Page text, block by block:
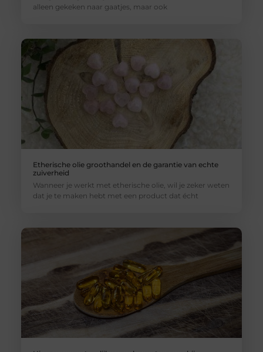
alleen gekeken naar gaatjes, maar ook
Etherische olie groothandel en de garantie van echte
zuiverheid
Wanneer je werkt met etherische olie, wil je zeker weten
dat je te maken hebt met een product dat écht